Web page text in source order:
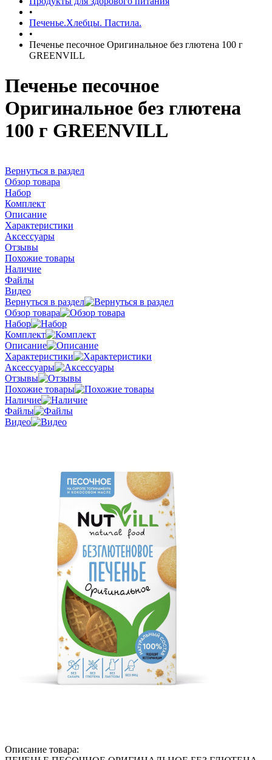
•
Печенье.Хлебцы. Пастила.
•
Печенье песочное Оригинальное без глютена 100 г
GREENVILL
Печенье песочное
Оригинальное без глютена
100 г GREENVILL
Вернуться в раздел
Обзор товара
Набор
Комплект
Описание
Характеристики
Аксессуары
Отзывы
Похожие товары
Наличие
Файлы
Видео
Вернуться в раздел
Обзор товара
Набор
Комплект
Описание
Характеристики
Аксессуары
Отзывы
Похожие товары
Наличие
Файлы
Видео
Описание товара: